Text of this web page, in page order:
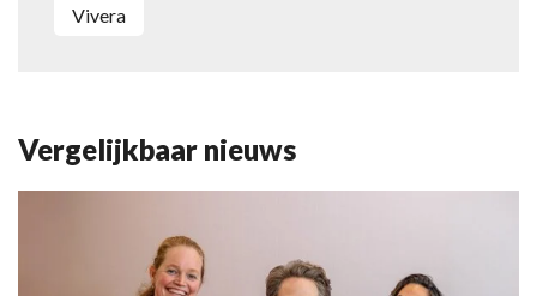
Vivera
Vergelijkbaar nieuws